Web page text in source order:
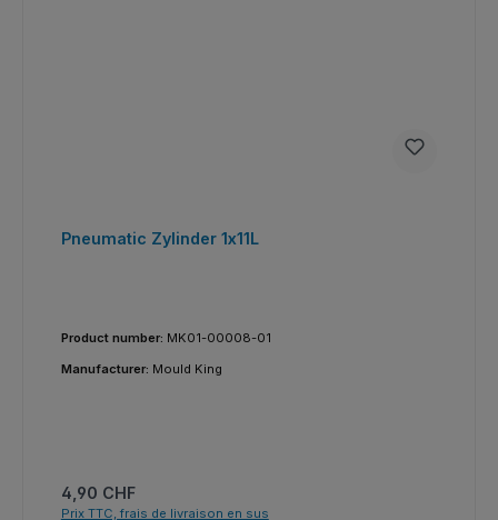
Pneumatic Zylinder 1x11L
Product number: MK01-00008-01
Manufacturer: Mould King
Prix régulier :
4,90 CHF
Prix TTC, frais de livraison en sus